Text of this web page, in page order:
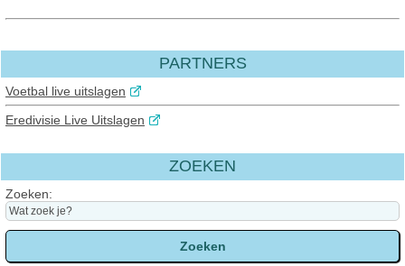
PARTNERS
Voetbal live uitslagen
Eredivisie Live Uitslagen
ZOEKEN
Zoeken: